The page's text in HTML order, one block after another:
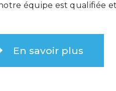
équipe est qualifiée
En savoir plus